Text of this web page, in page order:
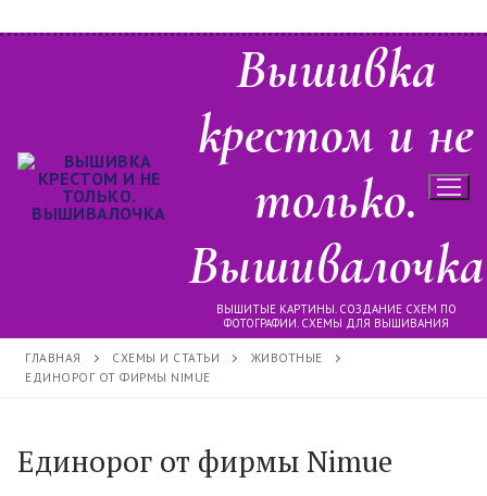
Перейти
Вышивка
крестом и не
только.
Вышивалочка
ВЫШИТЫЕ КАРТИНЫ. СОЗДАНИЕ СХЕМ ПО
ФОТОГРАФИИ. СХЕМЫ ДЛЯ ВЫШИВАНИЯ
ГЛАВНАЯ СХЕМЫ И СТАТЬИ
ЖИВОТНЫЕ
ЕДИНОРОГ ОТ ФИРМЫ NIMUE
Единорог от фирмы Nimue